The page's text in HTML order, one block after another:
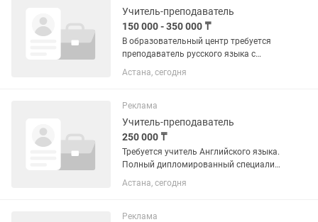
Учитель-преподаватель
150 000 - 350 000 ₸
В образовательный центр требуется
преподаватель русского языка с
опытом работы не менее одного года в
Астана, сегодня
Реклама
Учитель-преподаватель
250 000 ₸
Требуется учитель Английского языка.
Полный дипломированный специалист
. Обязанности: — Проведение занятий
для детей и подростков; — Подготовка
уровнем...
Астана, сегодня
Реклама